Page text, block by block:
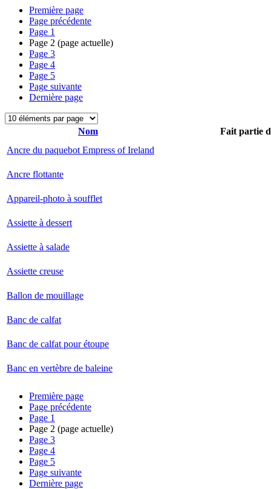
Première page
Page précédente
Page 1
Page 2 (page actuelle)
Page 3
Page 4
Page 5
Page suivante
Dernière page
Nom
Fait partie
Ancre du paquebot Empress of Ireland
Ancre flottante
Appareil-photo à soufflet
Assiette à dessert
Assiette à salade
Assiette creuse
Ballon de mouillage
Banc de calfat
Banc de calfat pour étoupe
Banc en vertèbre de baleine
Première page
Page précédente
Page 1
Page 2 (page actuelle)
Page 3
Page 4
Page 5
Page suivante
Dernière page